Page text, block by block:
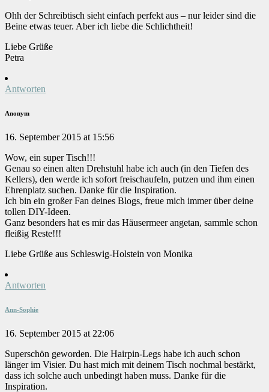
Ohh der Schreibtisch sieht einfach perfekt aus – nur leider sind die
Beine etwas teuer. Aber ich liebe die Schlichtheit!
Liebe Grüße
Petra
Antworten
Anonym
16. September 2015 at 15:56
Wow, ein super Tisch!!!
Genau so einen alten Drehstuhl habe ich auch (in den Tiefen des
Kellers), den werde ich sofort freischaufeln, putzen und ihm einen
Ehrenplatz suchen. Danke für die Inspiration.
Ich bin ein großer Fan deines Blogs, freue mich immer über deine
tollen DIY-Ideen.
Ganz besonders hat es mir das Häusermeer angetan, sammle schon
fleißig Reste!!!
Liebe Grüße aus Schleswig-Holstein von Monika
Antworten
Ann-Sophie
16. September 2015 at 22:06
Superschön geworden. Die Hairpin-Legs habe ich auch schon
länger im Visier. Du hast mich mit deinem Tisch nochmal bestärkt,
dass ich solche auch unbedingt haben muss. Danke für die
Inspiration.